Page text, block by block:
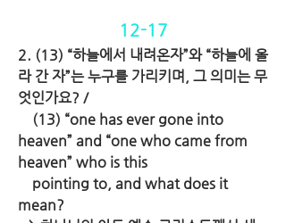
12-17
2. (13) “하늘에서 내려온자”와 “하늘에 올
라 간 자”는 누구를 가리키며, 그 의미는 무
엇인가요? /
heaven” and “one who came from
heaven” who is this
mean?